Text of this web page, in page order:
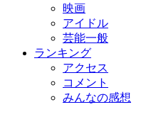
映画
アイドル
芸能一般
ランキング
アクセス
コメント
みんなの感想